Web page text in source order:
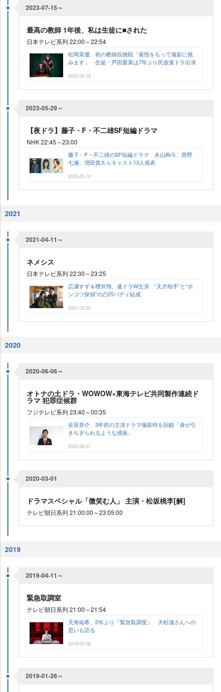
2023-07-15～
最高の教師 1年後、私は生徒に■された
日本テレビ系列 22:00～22:54
松岡茉優、初の教師役挑戦「覚悟をもって撮影に挑
みます」 生徒・芦田愛菜は7年ぶり民放連ドラ出演
2023-05-18
2023-05-29～
【夜ドラ】藤子・F・不二雄SF短編ドラマ
NHK 22:45～23:00
藤子・F・不二雄のSF短編ドラマ 永山絢斗、西野
七瀬、増田貴久らキャスト13人発表
2023-05-10
2021
2021-04-11～
ネメシス
日本テレビ系列 22:30～23:25
広瀬すず＆櫻井翔、連ドラW主演 “天才助手”と“ポ
ンコツ探偵”の凸凹バディ結成
2021-02-22
2020
2020-06-06～
オトナの土ドラ・WOWOW×東海テレビ共同製作連続ド
ラマ 犯罪症候群
フジテレビ系列 23:40～00:35
谷原章介、3年前の主演ドラマ撮影時を回顧「身が引
きちぎられるような感覚」
2020-06-01
2020-03-01
ドラマスペシャル「微笑む人」 主演・松坂桃李[解]
テレビ朝日系列 21:00:00～23:05:00
2019
2019-04-11～
緊急取調室
テレビ朝日系列 21:00～21:54
天海祐希、2年ぶり『緊急取調室』 大杉漣さんへの
思いも語る
2019-03-06
2019-01-26～